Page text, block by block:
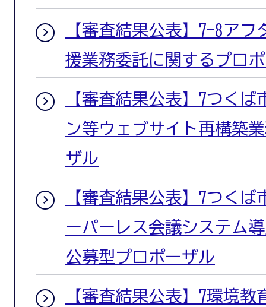
【審査結果公表】7-8ア
援業務委託に関するプロ
【審査結果公表】7つく
ン等ウェブサイト再構築
ザル
【審査結果公表】7つく
ーパーレス会議システム
公募型プロポーザル
【審査結果公表】7環境